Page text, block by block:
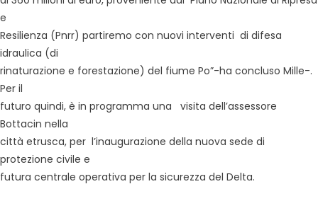
e
Resilienza (Pnrr) partiremo con nuovi interventi di difesa
idraulica (di
rinaturazione e forestazione) del fiume Po”-ha concluso Mille-.
Per il
futuro quindi, è in programma una visita dell’assessore
Bottacin nella
città etrusca, per l’inaugurazione della nuova sede di
protezione civile e
futura centrale operativa per la sicurezza del Delta.